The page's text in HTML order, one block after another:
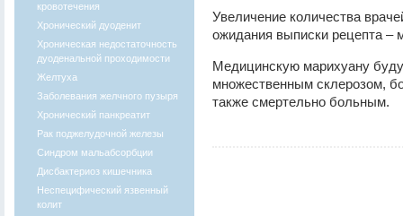
кровотечения
Хронический дуоденит
Хроническая недостаточность
дуоденальной проходимости
Желтуха
Заболевания желчного пузыря
Хронический панкреатит
Рак поджелудочной железы
Синдром мальабсорбции
Дисбактериоз кишечника
Неспецифический язвенный
колит
Увеличение количества
ожидания выписки рецепта –
Медицинскую марихуану
множественным склерозом,
также смертельно больным.